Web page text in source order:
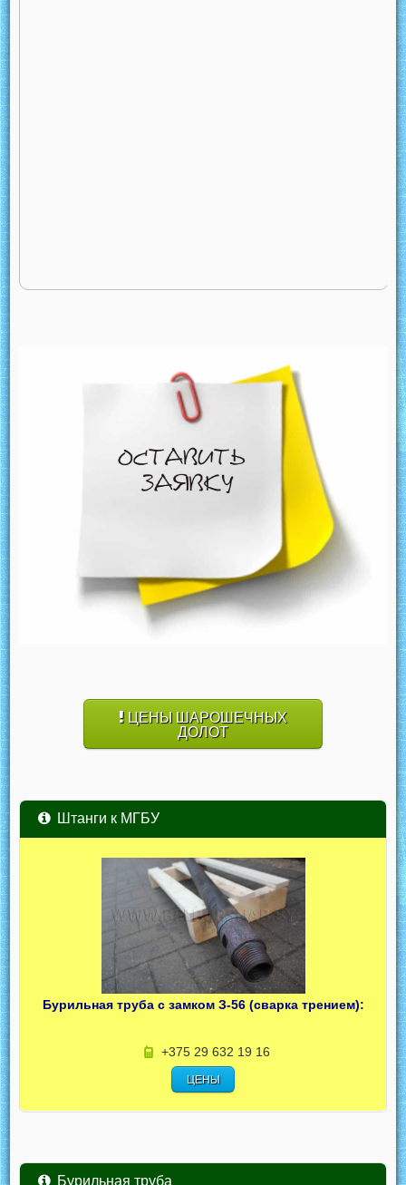
ЦЕНЫ ШАРОШЕЧНЫХ
ДОЛОТ
Штанги к МГБУ
Бурильная труба с замком З-56 (сварка трением):
+375 29 632 19 16
ЦЕНЫ
Бурильная труба